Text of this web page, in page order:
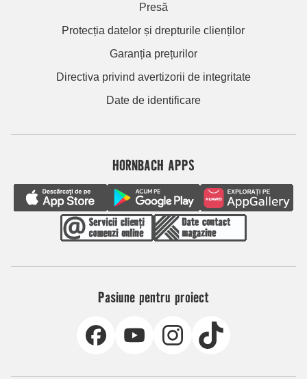
Presă
Protecția datelor și drepturile clienților
Garanția prețurilor
Directiva privind avertizorii de integritate
Date de identificare
HORNBACH APPS
Pasiune pentru proiect